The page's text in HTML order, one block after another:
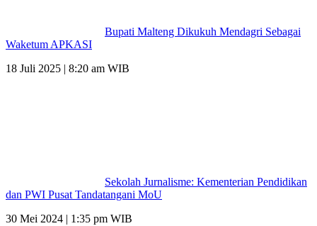
Bupati Malteng Dikukuh Mendagri Sebagai
Waketum APKASI
18 Juli 2025 | 8:20 am WIB
Sekolah Jurnalisme: Kementerian Pendidikan
dan PWI Pusat Tandatangani MoU
30 Mei 2024 | 1:35 pm WIB